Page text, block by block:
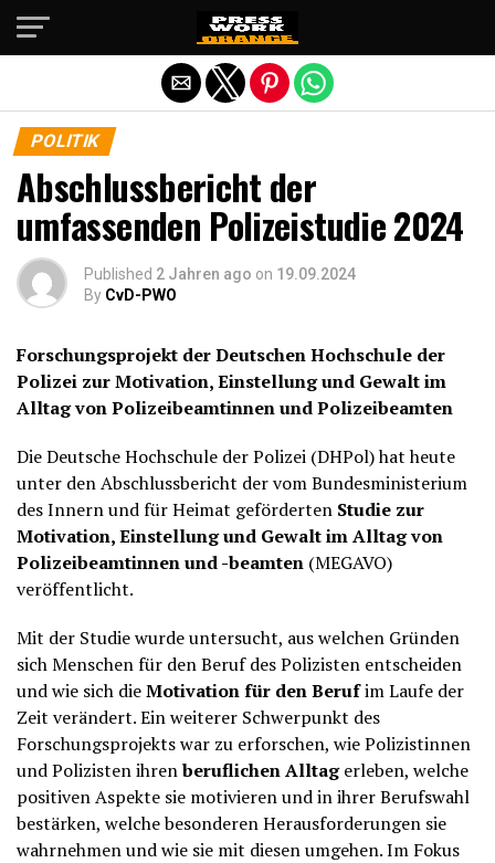
POLITIK
Abschlussbericht der
umfassenden Polizeistudie 2024
Published 2 Jahren ago on 19.09.2024
By CvD-PWO
Forschungsprojekt der Deutschen Hochschule der
Polizei zur Motivation, Einstellung und Gewalt im
Alltag von Polizeibeamtinnen und Polizeibeamten
Die Deutsche Hochschule der Polizei (DHPol) hat heute
unter den Abschlussbericht der vom Bundesministerium
des Innern und für Heimat geförderten Studie zur
Motivation, Einstellung und Gewalt im Alltag von
Polizeibeamtinnen und -beamten (MEGAVO)
veröffentlicht.
Mit der Studie wurde untersucht, aus welchen Gründen
sich Menschen für den Beruf des Polizisten entscheiden
und wie sich dieMotivation für den Berufim Laufe der
Zeit verändert. Ein weiterer Schwerpunkt des
Forschungsprojekts war zu erforschen, wie Polizistinnen
und Polizisten ihrenberuflichen Alltagerleben, welche
positiven Aspekte sie motivieren und in ihrer Berufswahl
bestärken, welche besonderen Herausforderungen sie
wahrnehmen und wie sie mit diesen umgehen. Im Fokus
Die mobile Version verlassen